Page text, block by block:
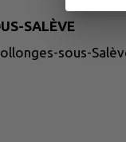
SALÈVE
sous-